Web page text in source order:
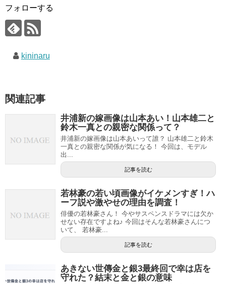
フォローする
kininaru
関連記事
井浦新の嫁画像は山本あい！山本雄二と
鈴木一真との親密な関係って？
井浦新の嫁画像は山本あいって誰？ 山本雄二と鈴木
一真との親密な関係が気になる！ 今回は、モデル
出...
記事を読む
若林豪の若い頃画像がイケメンすぎ！ハ
ーフ説や激やせの理由を調査！
俳優の若林豪さん！ 今やサスペンスドラマには欠か
せない存在ですよね♪ 今回はそんな若林豪さんにつ
いて、 若林豪...
記事を読む
あきない世傳金と銀3最終回で幸は店を
守れた？結末と金と銀の意味